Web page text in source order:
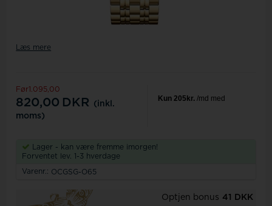
Læs mere
Før1.095,00
820,00 DKR
(inkl.
moms)
Lager - kan være fremme imorgen!
Forventet lev. 1-3 hverdage
Varenr.: OCGSG-O65
Optjen bonus 41 DKK